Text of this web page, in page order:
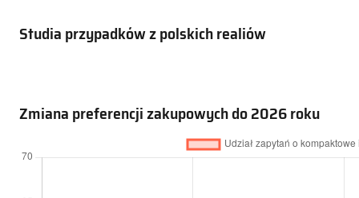
Studia przypadków z polskich realiów
Zmiana preferencji zakupowych do 2026 roku